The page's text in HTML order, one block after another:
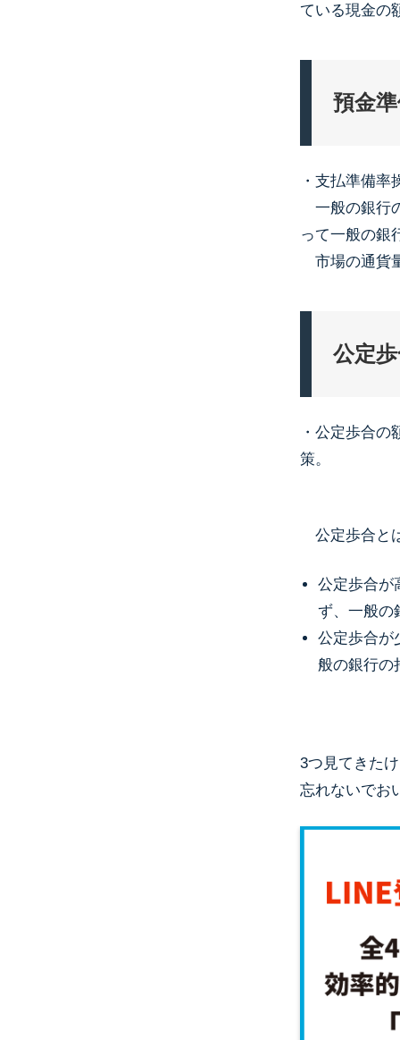
ている現金の
預金
・支払準備率
一般の銀行
って一般の銀
市場の通貨
公定
・公定歩合
策。
公定歩合
公定歩合
ず、一般の
公定歩合
般の銀行の
3つ見てきた
忘れないでお